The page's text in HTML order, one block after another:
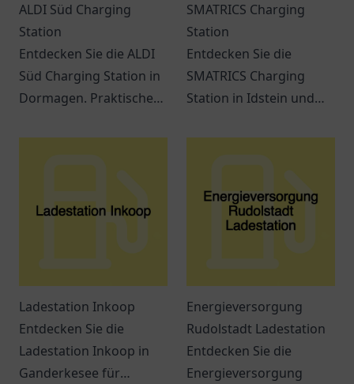
ALDI Süd Charging
Station
Entdecken Sie die ALDI
Süd Charging Station in
Dormagen. Praktische
Elektrofahrzeuge und
erwarten Sie.
SMATRICS Charging
Station
Entdecken Sie die
SMATRICS Charging
Station in Idstein und
Ladeoptionen für
Ladestation Inkoop
Entdecken Sie die
Ladestation Inkoop in
Ganderkesee für
Energieversorgung
Rudolstadt Ladestation
Entdecken Sie die
Energieversorgung